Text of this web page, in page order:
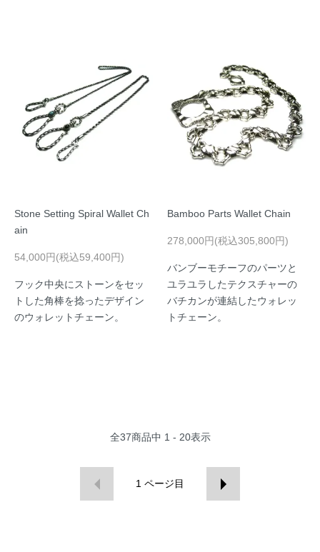
Stone Setting Spiral Wallet Ch
ain
54,000円(税込59,400円)
フック中央にストーンをセッ
トした角棒を捻ったデザイン
のウォレットチェーン。
Bamboo Parts Wallet Chain
278,000円(税込305,800円)
バンブーモチーフのパーツと
ユラユラしたテクスチャーの
バチカンが連結したウォレッ
トチェーン。
全37商品中 1 - 20表示
1 ページ目